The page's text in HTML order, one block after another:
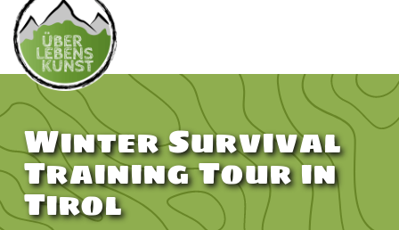
Winter Survival
Training Tour in
Tirol